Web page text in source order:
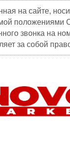
на сайте,
положениями
звонка на
за собой